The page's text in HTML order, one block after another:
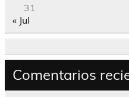
31
« Jul
Comentarios